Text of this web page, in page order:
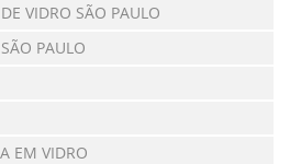
VIDRO SÃO PAULO
PAULO
EM VIDRO